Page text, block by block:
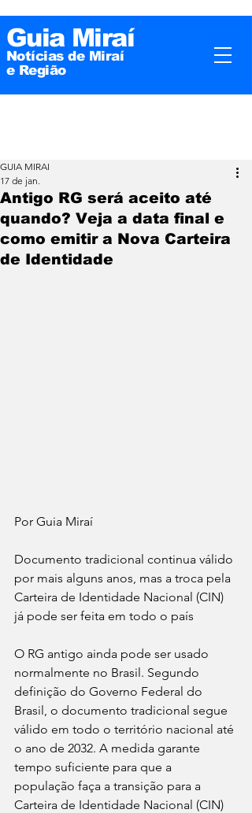
Guia Miraí
Notícias de Miraí
e Região
Antigo RG será aceito até
quando? Veja a data final e
como emitir a Nova Carteira
de Identidade
GUIA MIRAI
17 de jan.
Por Guia Miraí
Documento tradicional continua válido
por mais alguns anos, mas a troca pela
Carteira de Identidade Nacional (CIN)
já pode ser feita em todo o país
O RG antigo ainda pode ser usado
normalmente no Brasil. Segundo
definição do Governo Federal do
Brasil, o documento tradicional segue
válido em todo o território nacional até
o ano de 2032. A medida garante
tempo suficiente para que a
população faça a transição para a
Carteira de Identidade Nacional (CIN)